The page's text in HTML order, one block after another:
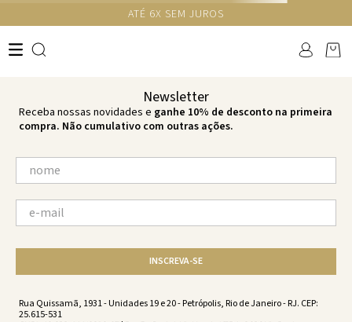
GANHE 10% NA PRIMEIRA COMPRA COM O CUPOM NEWS10
não encontramos resultados para:
'calca-pareo-harbor-harbor-
vw256007-2535'
O que você está procurando?